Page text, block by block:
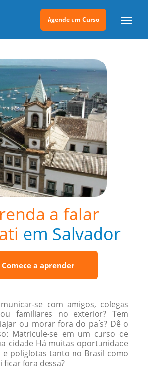
Agende um Curso
a falar
em Salvador
Comece a aprender
se com amigos, colegas
familiares no exterior? Tem
ou morar fora do país? Dê o
Matricule-se em um curso de
cidade Há muitas oportunidade
e poliglotas tanto no Brasil como
ficar fora dessa?